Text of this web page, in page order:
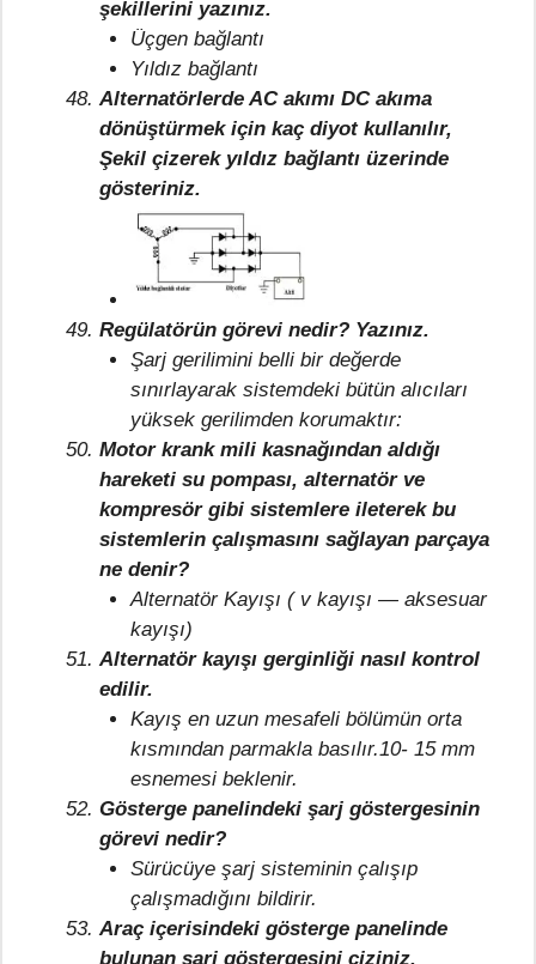
şekillerini yazınız.
Üçgen bağlantı
Yıldız bağlantı
Alternatörlerde AC akımı DC akıma
dönüştürmek için kaç diyot kullanılır,
Şekil çizerek yıldız bağlantı üzerinde
gösteriniz.
Regülatörün görevi nedir? Yazınız.
Şarj gerilimini belli bir değerde
sınırlayarak sistemdeki bütün alıcıları
yüksek gerilimden korumaktır:
Motor krank mili kasnağından aldığı
hareketi su pompası, alternatör ve
kompresör gibi sistemlere ileterek bu
sistemlerin çalışmasını sağlayan parçaya
ne denir?
Alternatör Kayışı ( v kayışı — aksesuar
kayışı)
Alternatör kayışı gerginliği nasıl kontrol
edilir.
Kayış en uzun mesafeli bölümün orta
kısmından parmakla basılır.10- 15 mm
esnemesi beklenir.
Gösterge panelindeki şarj göstergesinin
görevi nedir?
Sürücüye şarj sisteminin çalışıp
çalışmadığını bildirir.
Araç içerisindeki gösterge panelinde
bulunan şarj göstergesini çiziniz.